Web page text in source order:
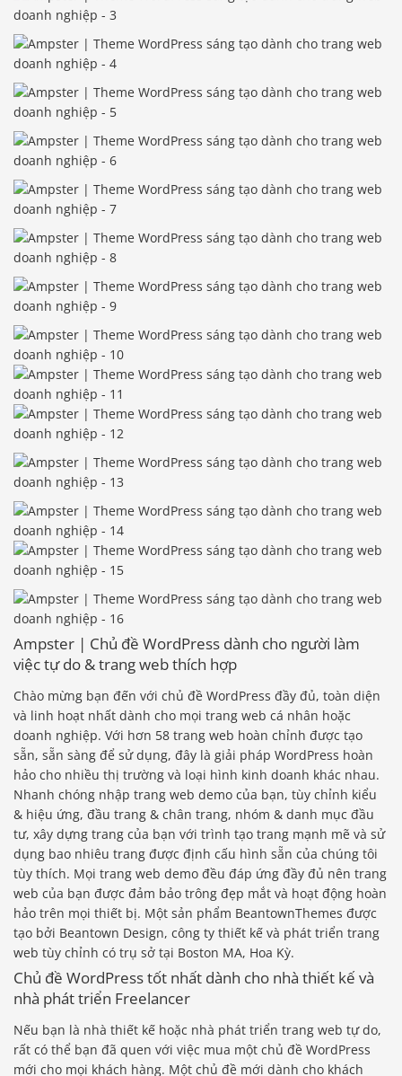
Ampster | Chủ đề WordPress dành cho người làm
việc tự do & trang web thích hợp
Chào mừng bạn đến với chủ đề WordPress đầy đủ, toàn diện
và linh hoạt nhất dành cho mọi trang web cá nhân hoặc
doanh nghiệp. Với hơn 58 trang web hoàn chỉnh được tạo
sẵn, sẵn sàng để sử dụng, đây là giải pháp WordPress hoàn
hảo cho nhiều thị trường và loại hình kinh doanh khác nhau.
Nhanh chóng nhập trang web demo của bạn, tùy chỉnh kiểu
& hiệu ứng, đầu trang & chân trang, nhóm & danh mục đầu
tư, xây dựng trang của bạn với trình tạo trang mạnh mẽ và sử
dụng bao nhiêu trang được định cấu hình sẵn của chúng tôi
tùy thích. Mọi trang web demo đều đáp ứng đầy đủ nên trang
web của bạn được đảm bảo trông đẹp mắt và hoạt động hoàn
hảo trên mọi thiết bị. Một sản phẩm BeantownThemes được
tạo bởi Beantown Design, công ty thiết kế và phát triển trang
web tùy chỉnh có trụ sở tại Boston MA, Hoa Kỳ.
Chủ đề WordPress tốt nhất dành cho nhà thiết kế và
nhà phát triển Freelancer
Nếu bạn là nhà thiết kế hoặc nhà phát triển trang web tự do,
rất có thể bạn đã quen với việc mua một chủ đề WordPress
mới cho mọi khách hàng. Một chủ đề mới dành cho khách